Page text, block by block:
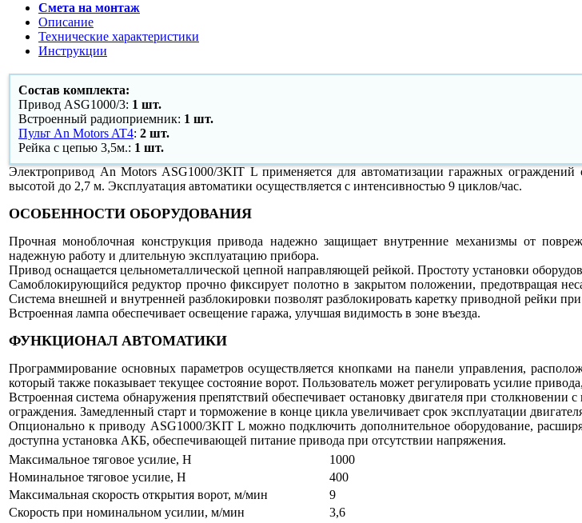
Смета на монтаж
Описание
Технические характеристики
Инструкции
Состав комплекта:
Привод ASG1000/3: 1 шт.
Встроенный радиоприемник: 1 шт.
Пульт An Motors AT4: 2 шт.
Рейка с цепью 3,5м.: 1 шт.
Электропривод An Motors ASG1000/3KIT L применяется для автоматизации гаражных
высотой до 2,7 м. Эксплуатация автоматики осуществляется с интенсивностью 9 циклов/час.
ОСОБЕННОСТИ ОБОРУДОВАНИЯ
Прочная моноблочная конструкция привода надежно защищает внутренние механизмы от
надежную работу и длительную эксплуатацию прибора.
Привод оснащается цельнометаллической цепной направляющей рейкой. Простоту установки
Самоблокирующийся редуктор прочно фиксирует полотно в закрытом положении, предотвращая
Система внешней и внутренней разблокировки позволят разблокировать каретку приводной рейки
Встроенная лампа обеспечивает освещение гаража, улучшая видимость в зоне въезда.
ФУНКЦИОНАЛ АВТОМАТИКИ
Программирование основных параметров осуществляется кнопками на панели управления,
который также показывает текущее состояние ворот. Пользователь может регулировать усилие
Встроенная система обнаружения препятствий обеспечивает остановку двигателя при
ограждения. Замедленный старт и торможение в конце цикла увеличивает срок эксплуатации
Опционально к приводу ASG1000/3KIT L можно подключить дополнительное оборудование,
доступна установка АКБ, обеспечивающей питание привода при отсутствии напряжения.
Максимальное тяговое усилие, Н
1000
Номинальное тяговое усилие, Н
400
Максимальная скорость открытия ворот, м/мин
9
Скорость при номинальном усилии, м/мин
3,6